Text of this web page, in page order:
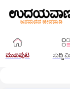
ಮುಖಪುಟ ಸುದ್ದಿ